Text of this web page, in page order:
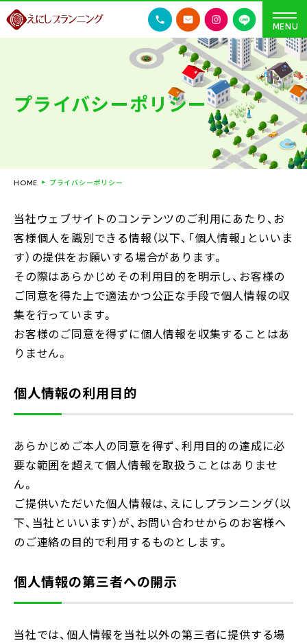
プライバシーポリシー
HOME プライバシーポリシー
当社ウェブサイトのコンテンツのご利用にあたり、お
客様個人を識別できる情報（以下、「個人情報」といいま
す）の提供をお願いする場合があります。
その際はあらかじめその利用目的を明示し、お客様の
ご同意を得た上で適法かつ公正な手段で個人情報の収
集を行っています。
お客様のご同意を得ずに個人情報を収集することはあ
りません。
個人情報の利用目的
あらかじめご本人の同意を得ず、利用目的の達成に必
要な範囲を超えて個人情報を取扱うことはありませ
ん。
ご提供いただいた個人情報は、えにしプランニング（以
下、当社といいます）が、お問い合わせからのお客様へ
のご連絡の目的で利用するものとします。
個人情報の第三者への開示
当社では、個人情報を当社以外の第三者に提供する場